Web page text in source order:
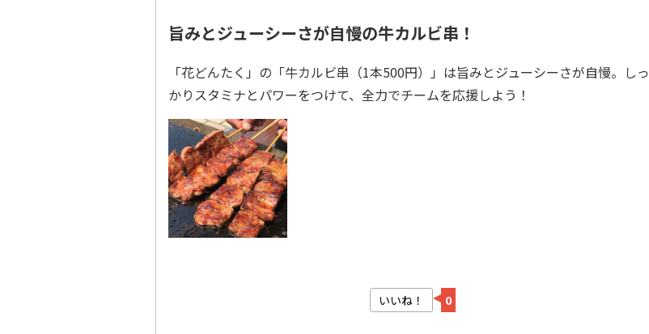
旨みとジューシーさが自慢の牛カルビ串！
「花どんたく」の「牛カルビ串（1本500円）」は旨みとジューシーさが自慢。しっ
かりスタミナとパワーをつけて、全力でチームを応援しよう！
いいね！ 0